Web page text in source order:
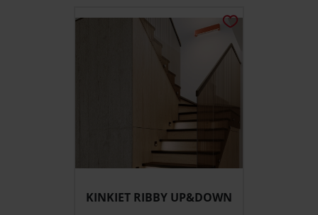
KINKIET RIBBY UP&DOWN